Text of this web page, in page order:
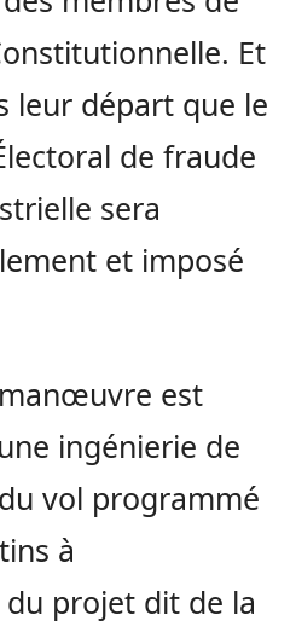
Et
leur départ que le
de fraude
sera
et imposé
est
ingénierie de
vol programmé
à
du projet dit de la